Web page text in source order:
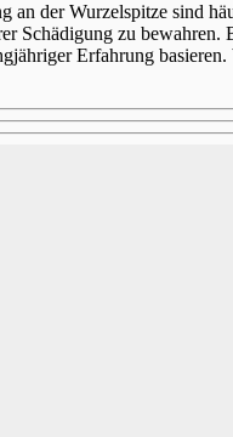
an der Wurzelspitze sind
Schädigung zu
Erfahrung